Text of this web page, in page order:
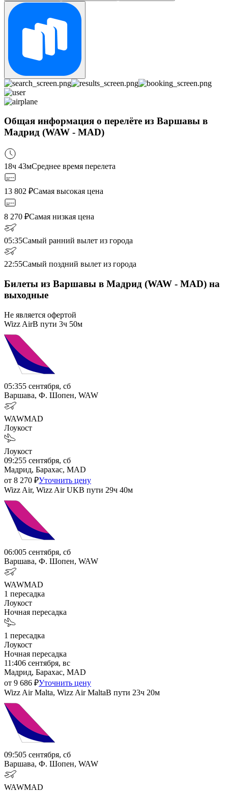
Общая информация о перелёте из Варшавы в
Мадрид (WAW - MAD)
18ч 43мСреднее время перелета
13 802 ₽Самая высокая цена
8 270 ₽Самая низкая цена
05:35Самый ранний вылет из города
22:55Самый поздний вылет из города
Билеты из Варшавы в Мадрид (WAW - MAD) на
выходные
Не является офертой
Wizz AirВ пути 3ч 50м
05:355 сентября, сб
Варшава, Ф. Шопен, WAW
WAWMAD
Лоукост
Лоукост
09:255 сентября, сб
Мадрид, Барахас, MAD
от 8 270 ₽Уточнить цену
Wizz Air, Wizz Air UKВ пути 29ч 40м
06:005 сентября, сб
Варшава, Ф. Шопен, WAW
WAWMAD
1 пересадка
Лоукост
Ночная пересадка
1 пересадка
Лоукост
Ночная пересадка
11:406 сентября, вс
Мадрид, Барахас, MAD
от 9 686 ₽Уточнить цену
Wizz Air Malta, Wizz Air MaltaВ пути 23ч 20м
09:505 сентября, сб
Варшава, Ф. Шопен, WAW
WAWMAD